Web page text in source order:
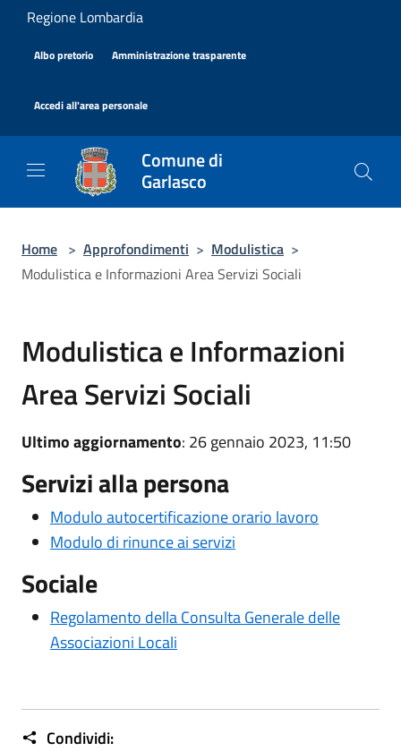
Salta al contenuto principale
Regione Lombardia
Albo pretorio Amministrazione trasparente
Accedi all'area personale
Comune di
Garlasco
Home > Approfondimenti > Modulistica >
Modulistica e Informazioni Area Servizi Sociali
Modulistica e Informazioni
Area Servizi Sociali
Ultimo aggiornamento: 26 gennaio 2023, 11:50
Servizi alla persona
Modulo autocertificazione orario lavoro
Modulo di rinunce ai servizi
Sociale
Regolamento della Consulta Generale delle
Associazioni Locali
Condividi: